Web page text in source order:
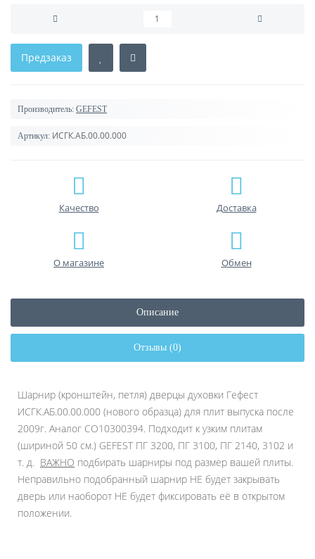
Предзаказ
Производитель: GEFEST
Артикул: ИСГК.АБ.00.00.000
Качество Доставка
О магазине Обмен
Описание
Отзывы (0)
Шарнир (кронштейн, петля) дверцы духовки Гефест
ИСГК.АБ.00.00.000 (нового образца) для плит выпуска после
2009г. Аналог СО10300394. Подходит к узким плитам
(шириной 50 см.) GEFEST ПГ 3200, ПГ 3100, ПГ 2140, 3102 и
т. д. ВАЖНО подбирать шарниры под размер вашей плиты.
Неправильно подобранный шарнир НЕ будет закрывать
дверь или наоборот НЕ будет фиксировать её в открытом
положении.